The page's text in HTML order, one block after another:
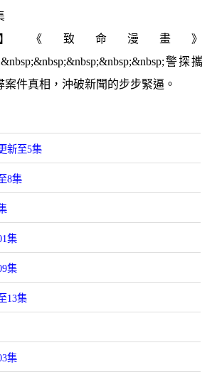
《致命漫畫》
警探攜
件真相，沖破新聞的步步緊逼。
新至5集
8集
集
集
13集
集